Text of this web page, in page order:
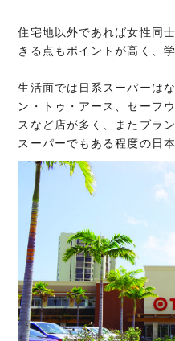
住宅地以外であれば女性同
きる点もポイントが高く、
生活面では日系スーパーは
ン・トゥ・アース、セーフ
スなど店が多く、またブラ
スーパーでもある程度の日